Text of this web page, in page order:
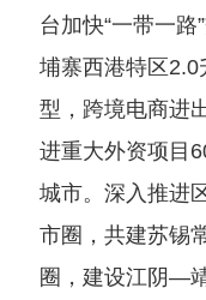
台加快“一带一
埔寨西港特区
型，跨境电商进
进重大外资项目
城市。深入推进
市圈，共建苏锡
圈，建设江阴—